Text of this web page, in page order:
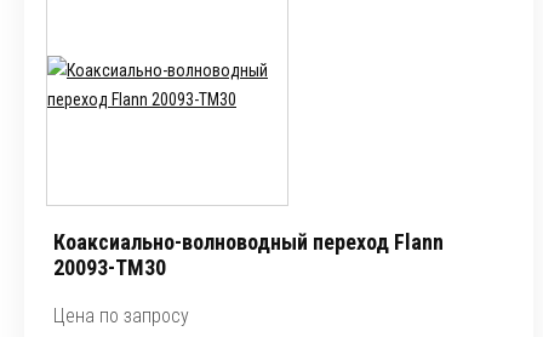
Коаксиально-волноводный переход Flann
20093-TM30
Цена по запросу